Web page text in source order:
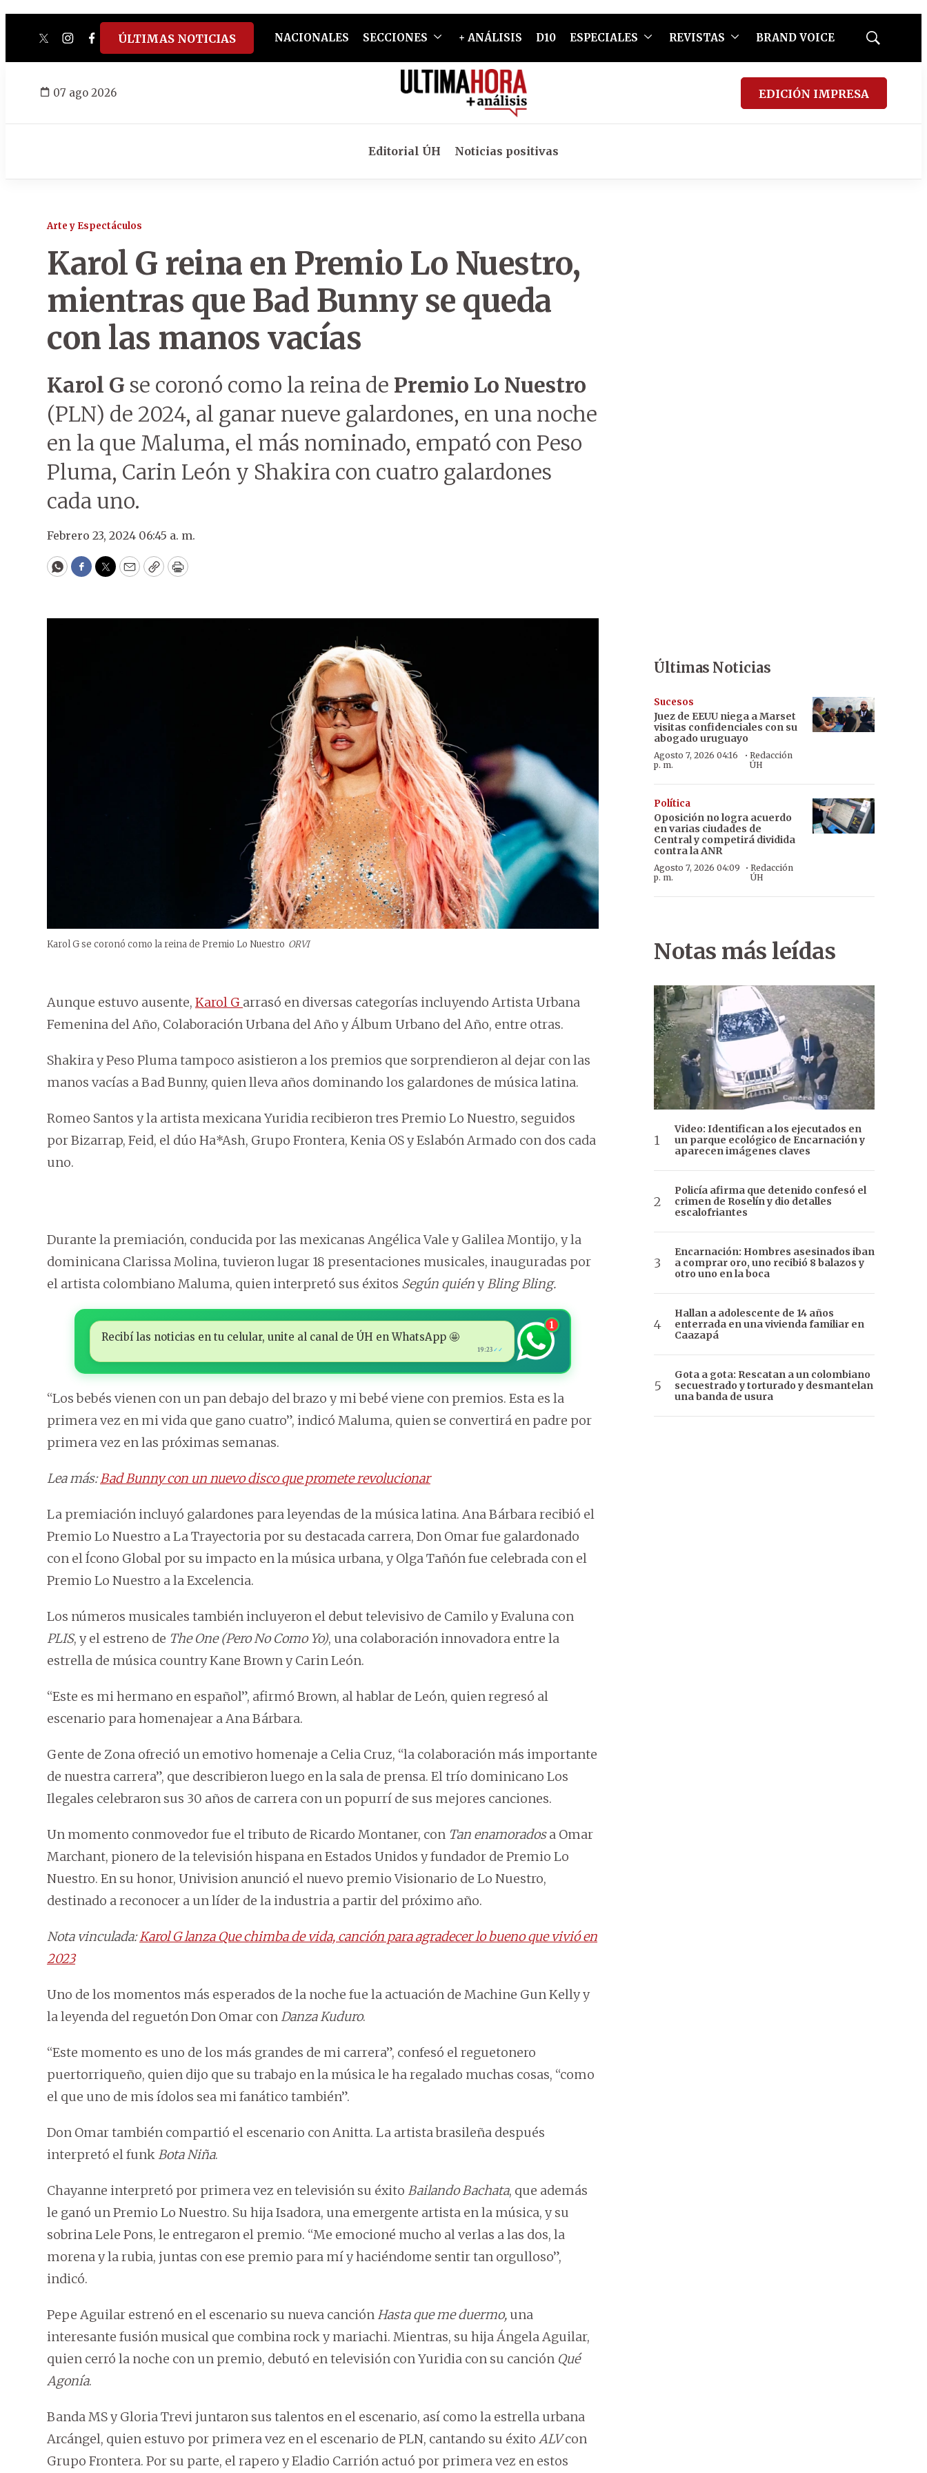
twitterinstagram
facebook
tiktokyoutube
spotify
ÚLTIMAS NOTICIAS NACIONALES SECCIONES + ANÁLISIS D10 ESPECIALES REVISTAS BRAND VOICE
Mostrar
07 ago 2026 EDICIÓN IMPRESA
Editorial ÚH Noticias positivas
Arte y Espectáculos
Karol G reina en Premio Lo Nuestro,
mientras que Bad Bunny se queda
con las manos vacías
Karol G se coronó como la reina de Premio Lo Nuestro
(PLN) de 2024, al ganar nueve galardones, en una noche
en la que Maluma, el más nominado, empató con Peso
Pluma, Carin León y Shakira con cuatro galardones
cada uno.
Febrero 23, 2024 06:45 a. m.
WhatsApp
Facebook
Twitter
EmailCopyPrint
Karol G se coronó como la reina de Premio Lo Nuestro ORVI
Aunque estuvo ausente, Karol G arrasó en diversas categorías incluyendo Artista Urbana
Femenina del Año, Colaboración Urbana del Año y Álbum Urbano del Año, entre otras.
Shakira y Peso Pluma tampoco asistieron a los premios que sorprendieron al dejar con las
manos vacías a Bad Bunny, quien lleva años dominando los galardones de música latina.
Romeo Santos y la artista mexicana Yuridia recibieron tres Premio Lo Nuestro, seguidos
por Bizarrap, Feid, el dúo Ha*Ash, Grupo Frontera, Kenia OS y Eslabón Armado con dos cada
uno.
Durante la premiación, conducida por las mexicanas Angélica Vale y Galilea Montijo, y la
dominicana Clarissa Molina, tuvieron lugar 18 presentaciones musicales, inauguradas por
el artista colombiano Maluma, quien interpretó sus éxitos Según quiényBling Bling.
Recibí las noticias en tu celular, unite al canal de ÚH en WhatsApp 🤩
19:23 ✓✓
1
“Los bebés vienen con un pan debajo del brazo y mi bebé viene con premios. Esta es la
primera vez en mi vida que gano cuatro”, indicó Maluma, quien se convertirá en padre por
primera vez en las próximas semanas.
Lea más:Bad Bunny con un nuevo disco que promete revolucionar
La premiación incluyó galardones para leyendas de la música latina. Ana Bárbara recibió el
Premio Lo Nuestro a La Trayectoria por su destacada carrera, Don Omar fue galardonado
con el Ícono Global por su impacto en la música urbana, y Olga Tañón fue celebrada con el
Premio Lo Nuestro a la Excelencia.
Los números musicales también incluyeron el debut televisivo de Camilo y Evaluna con
PLIS, y el estreno de The One (Pero No Como Yo), una colaboración innovadora entre la
estrella de música country Kane Brown y Carin León.
“Este es mi hermano en español”, afirmó Brown, al hablar de León, quien regresó al
escenario para homenajear a Ana Bárbara.
Gente de Zona ofreció un emotivo homenaje a Celia Cruz, “la colaboración más importante
de nuestra carrera”, que describieron luego en la sala de prensa. El trío dominicano Los
Ilegales celebraron sus 30 años de carrera con un popurrí de sus mejores canciones.
Un momento conmovedor fue el tributo de Ricardo Montaner, con Tan enamoradosa Omar
Marchant, pionero de la televisión hispana en Estados Unidos y fundador de Premio Lo
Nuestro. En su honor, Univision anunció el nuevo premio Visionario de Lo Nuestro,
destinado a reconocer a un líder de la industria a partir del próximo año.
Nota vinculada:Karol G lanza Que chimba de vida, canción para agradecer lo bueno que vivió en
2023
Uno de los momentos más esperados de la noche fue la actuación de Machine Gun Kelly y
la leyenda del reguetón Don Omar conDanza Kuduro.
“Este momento es uno de los más grandes de mi carrera”, confesó el reguetonero
puertorriqueño, quien dijo que su trabajo en la música le ha regalado muchas cosas, “como
el que uno de mis ídolos sea mi fanático también”.
Don Omar también compartió el escenario con Anitta. La artista brasileña después
interpretó el funkBota Niña.
Chayanne interpretó por primera vez en televisión su éxito Bailando Bachata, que además
le ganó un Premio Lo Nuestro. Su hija Isadora, una emergente artista en la música, y su
sobrina Lele Pons, le entregaron el premio. “Me emocioné mucho al verlas a las dos, la
morena y la rubia, juntas con ese premio para mí y haciéndome sentir tan orgulloso”,
indicó.
Pepe Aguilar estrenó en el escenario su nueva canciónHasta que me duermo, una
interesante fusión musical que combina rock y mariachi. Mientras, su hija Ángela Aguilar,
quien cerró la noche con un premio, debutó en televisión con Yuridia con su canción Qué
Agonía.
Banda MS y Gloria Trevi juntaron sus talentos en el escenario, así como la estrella urbana
Arcángel, quien estuvo por primera vez en el escenario de PLN, cantando su éxito ALVcon
Grupo Frontera. Por su parte, el rapero y Eladio Carrión actuó por primera vez en estos
Últimas Noticias
Sucesos
Juez de EEUU niega a Marset
visitas confidenciales con su
abogado uruguayo
Agosto 7, 2026 04:16
p. m.
·Redacción
ÚH
Política
Oposición no logra acuerdo
en varias ciudades de
Central y competirá dividida
contra la ANR
Agosto 7, 2026 04:09
p. m.
· Redacción
ÚH
Notas más leídas
Video: Identifican a los ejecutados en
un parque ecológico de Encarnación y
aparecen imágenes claves
Policía afirma que detenido confesó el
crimen de Roselín y dio detalles
escalofriantes
Encarnación: Hombres asesinados iban
a comprar oro, uno recibió 8 balazos y
otro uno en la boca
Hallan a adolescente de 14 años
enterrada en una vivienda familiar en
Caazapá
Gota a gota: Rescatan a un colombiano
secuestrado y torturado y desmantelan
una banda de usura